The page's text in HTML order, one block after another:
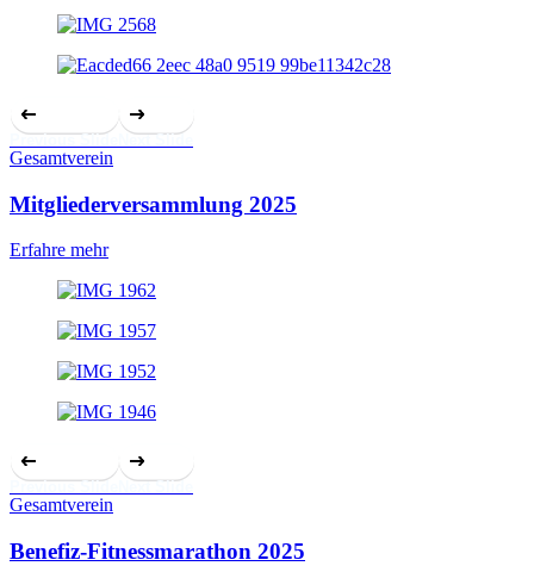
Previous Slide Next Slide
Gesamtverein
Mitgliederversammlung 2025
Erfahre mehr
Previous Slide Next Slide
Gesamtverein
Benefiz-Fitnessmarathon 2025